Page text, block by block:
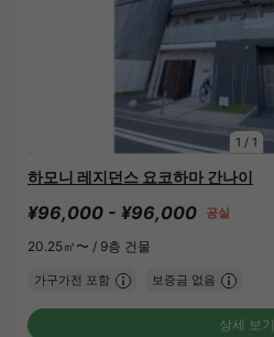
1 / 1
하모니 레지던스 요코하마 간나이
¥96,000 - ¥96,000 공실
20.25㎡〜 / 9층 건물
가구가전 포함 보증금 없음
상세 보기